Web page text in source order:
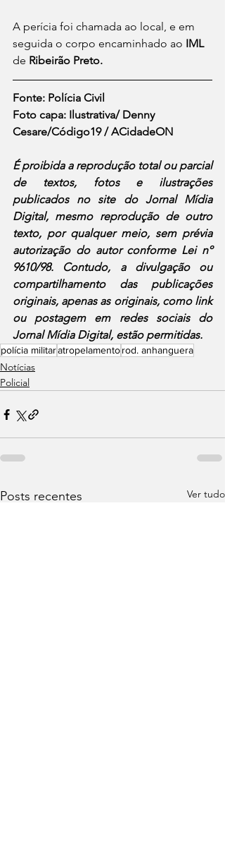
A perícia foi chamada ao local, e em
seguida o corpo encaminhado ao IML
de Ribeirão Preto.
Fonte: Polícia Civil
Foto capa: Ilustrativa/ Denny
Cesare/Código19 / ACidadeON
É proibida a reprodução total ou parcial
de textos, fotos e ilustrações
publicados no site do Jornal Mídia
Digital, mesmo reprodução de outro
texto, por qualquer meio, sem prévia
autorização do autor conforme Lei nº
9610/98. Contudo, a divulgação ou
compartilhamento das publicações
originais, apenas as originais, como link
ou postagem em redes sociais do
Jornal Mídia Digital, estão permitidas.
polícia militaratropelamentorod. anhanguera
Notícias
Policial
Posts recentes Ver tudo